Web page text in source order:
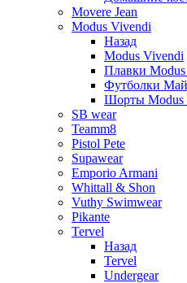
Movere Jean
Modus Vivendi
Назад
Modus Vivendi
Плавки
Футболки
Шорты Modus
SB wear
Teamm8
Pistol Pete
Supawear
Emporio Armani
Whittall & Shon
Vuthy Swimwear
Pikante
Tervel
Назад
Tervel
Undergear